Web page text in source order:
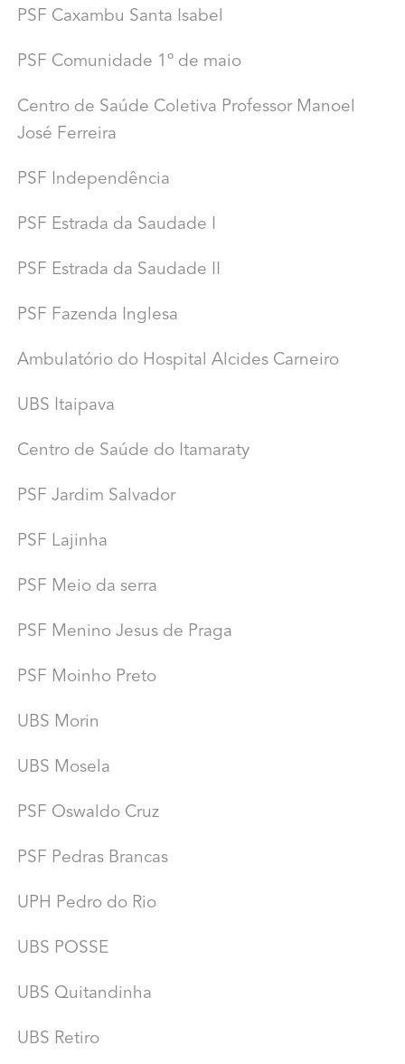
PSF Caxambu Santa Isabel
PSF Comunidade 1º de maio
Centro de Saúde Coletiva Professor Manoel
José Ferreira
PSF Independência
PSF Estrada da Saudade I
PSF Estrada da Saudade II
PSF Fazenda Inglesa
Ambulatório do Hospital Alcides Carneiro
UBS Itaipava
Centro de Saúde do Itamaraty
PSF Jardim Salvador
PSF Lajinha
PSF Meio da serra
PSF Menino Jesus de Praga
PSF Moinho Preto
UBS Morin
UBS Mosela
PSF Oswaldo Cruz
PSF Pedras Brancas
UPH Pedro do Rio
UBS POSSE
UBS Quitandinha
UBS Retiro